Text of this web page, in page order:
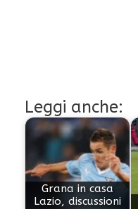
Leggi anche:
Grana in casa
Lazio, discussioni